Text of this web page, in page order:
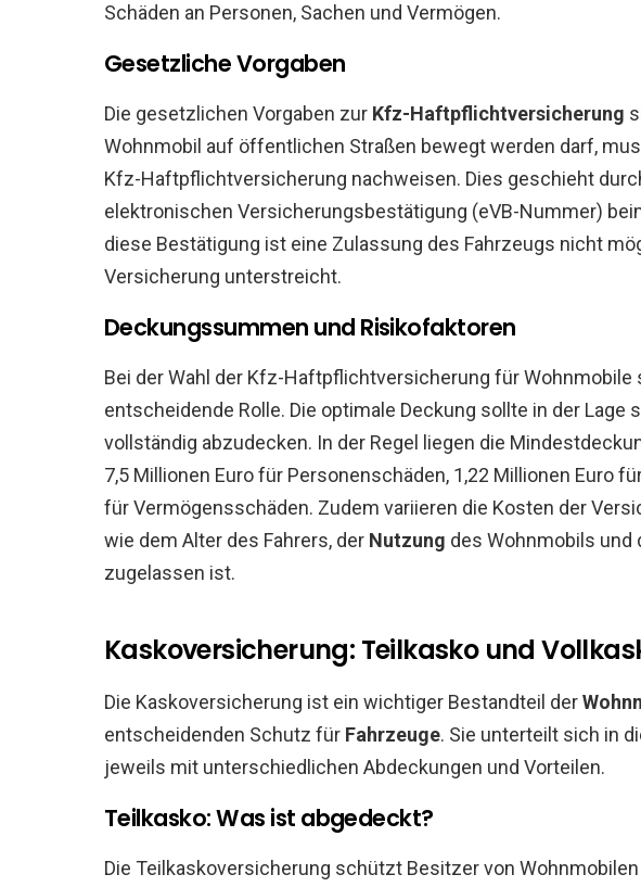
Schäden an Personen, Sachen und Vermögen.
Gesetzliche Vorgaben
Die gesetzlichen Vorgaben zur Kfz-Haftpflichtversicherung
Wohnmobil auf öffentlichen Straßen bewegt werden darf,
Kfz-Haftpflichtversicherung nachweisen. Dies geschieht
elektronischen Versicherungsbestätigung (eVB-Nummer)
diese Bestätigung ist eine Zulassung des Fahrzeugs nicht
Versicherung unterstreicht.
Deckungssummen und Risikofaktoren
Bei der Wahl der Kfz-Haftpflichtversicherung für
entscheidende Rolle. Die optimale Deckung sollte in der Lage
vollständig abzudecken. In der Regel liegen die
7,5 Millionen Euro für Personenschäden, 1,22 Millionen Euro
für Vermögensschäden. Zudem variieren die Kosten der
wie dem Alter des Fahrers, der Nutzung des Wohnmobils und
zugelassen ist.
Kaskoversicherung: Teilkasko und
Die Kaskoversicherung ist ein wichtiger Bestandteil der
entscheidenden Schutz für Fahrzeuge. Sie unterteilt sich in
jeweils mit unterschiedlichen Abdeckungen und Vorteilen.
Teilkasko: Was ist abgedeckt?
Die Teilkaskoversicherung schützt Besitzer von